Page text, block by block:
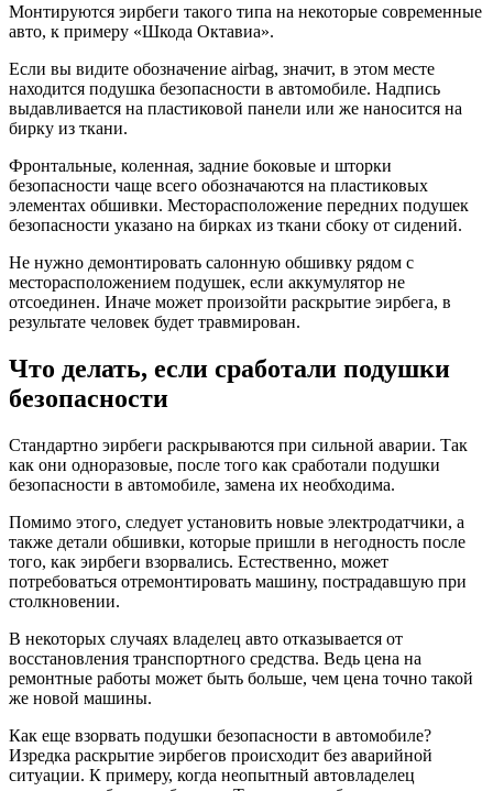
Монтируются эирбеги такого типа на некоторые современные
авто, к примеру «Шкода Октавиа».
Если вы видите обозначение airbag, значит, в этом месте
находится подушка безопасности в автомобиле. Надпись
выдавливается на пластиковой панели или же наносится на
бирку из ткани.
Фронтальные, коленная, задние боковые и шторки
безопасности чаще всего обозначаются на пластиковых
элементах обшивки. Месторасположение передних подушек
безопасности указано на бирках из ткани сбоку от сидений.
Не нужно демонтировать салонную обшивку рядом с
месторасположением подушек, если аккумулятор не
отсоединен. Иначе может произойти раскрытие эирбега, в
результате человек будет травмирован.
Что делать, если сработали подушки
безопасности
Стандартно эирбеги раскрываются при сильной аварии. Так
как они одноразовые, после того как сработали подушки
безопасности в автомобиле, замена их необходима.
Помимо этого, следует установить новые электродатчики, а
также детали обшивки, которые пришли в негодность после
того, как эирбеги взорвались. Естественно, может
потребоваться отремонтировать машину, пострадавшую при
столкновении.
В некоторых случаях владелец авто отказывается от
восстановления транспортного средства. Ведь цена на
ремонтные работы может быть больше, чем цена точно такой
же новой машины.
Как еще взорвать подушки безопасности в автомобиле?
Изредка раскрытие эирбегов происходит без аварийной
ситуации. К примеру, когда неопытный автовладелец